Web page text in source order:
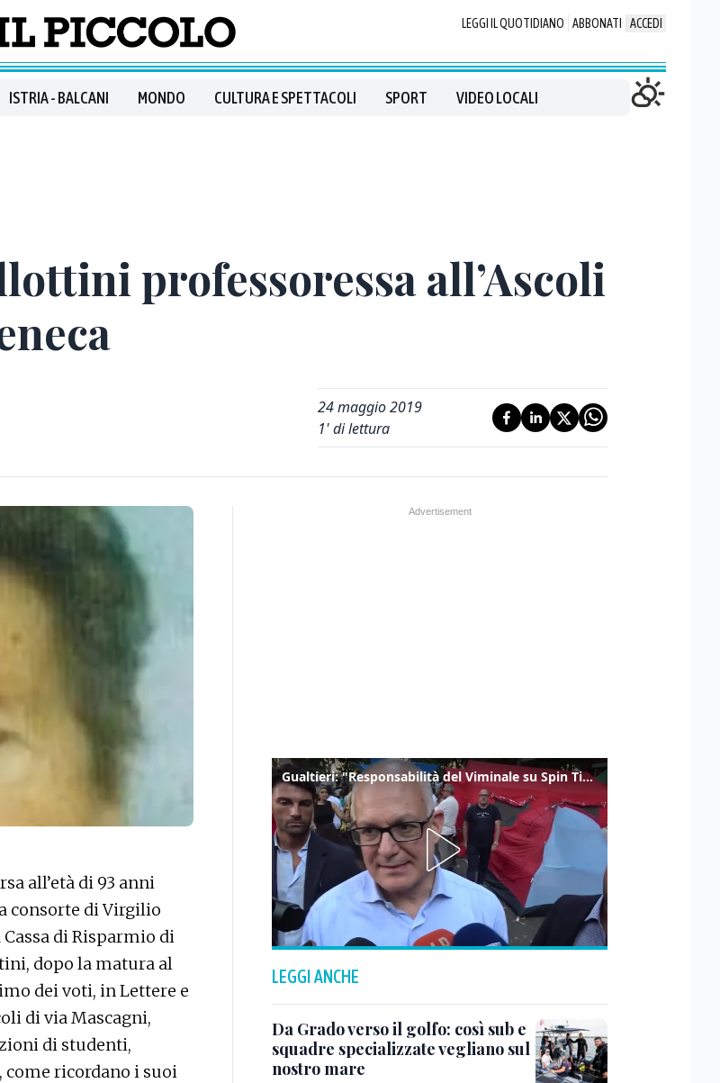
LEGGI IL QUOTIDIANO ABBONATI ACCEDI
ISTRIA - BALCANI MONDO CULTURA E SPETTACOLI SPORT VIDEO LOCALI
professoressa all’Ascoli
24 maggio 2019
1' di lettura
all’età di 93 anni
consorte di Virgilio
di Risparmio di
dopo la matura al
dei voti, in Lettere e
di via Mascagni,
di studenti,
ricordano i suoi
Gualtieri: "Responsabilità del Viminale su Spin Time? La posizione dei partiti è nota"
LEGGI ANCHE
Da Grado verso il golfo: così sub e
squadre specializzate vegliano sul
nostro mare